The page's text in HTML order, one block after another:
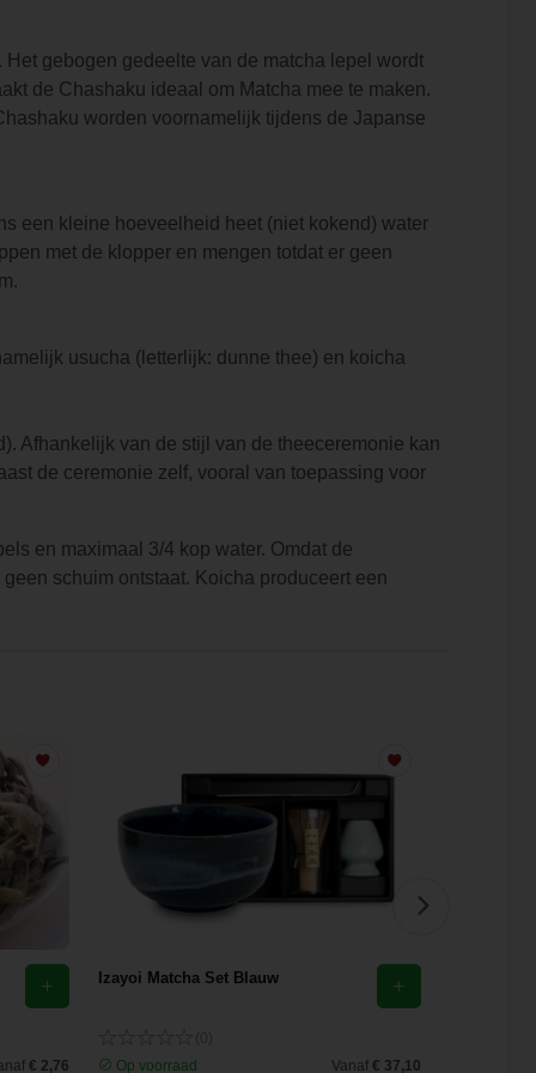
gebogen gedeelte van de matcha lepel wordt
de Chashaku ideaal om Matcha mee te maken.
worden voornamelijk tijdens de Japanse
een kleine hoeveelheid heet (niet kokend) water
met de klopper en mengen totdat er geen
usucha (letterlijk: dunne thee) en koicha
Afhankelijk van de stijl van de theeceremonie kan
de ceremonie zelf, vooral van toepassing voor
en maximaal 3/4 kop water. Omdat de
schuim ontstaat. Koicha produceert een
€ 2,76
Izayoi Matcha Set Blauw
Op voorraad
Vanaf € 37,10